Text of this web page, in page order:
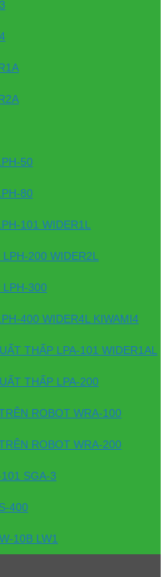
50
80
101 WIDER1L
200 WIDER2L
LPH-300
400 WIDER4L KIWAMI4
THẤP LPA-101 WIDER1AL
THẤP LPA-200
ROBOT WRA-100
ROBOT WRA-200
SGA-3
400
10B LW1